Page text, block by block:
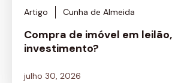
Artigo Cunha de Almeida
Compra de imóvel em
investimento?
julho 30, 2026